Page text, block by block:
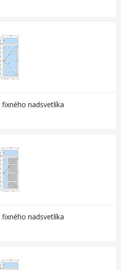
nadsvetlíka
nadsvetlíka